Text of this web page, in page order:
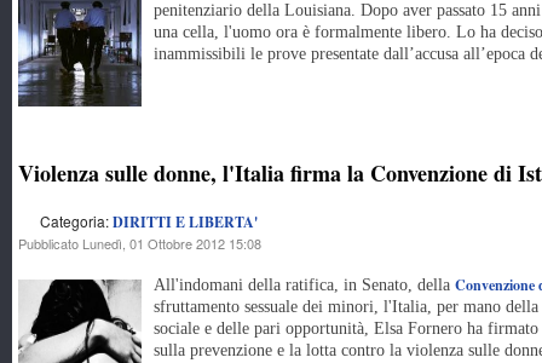
penitenziario della Louisiana. Dopo aver passato 15
una cella, l'uomo ora è formalmente libero. Lo ha
inammissibili le prove presentate dall’accusa all’epoca
Violenza sulle donne, l'Italia firma la Convenzione di
Categoria:DIRITTI E LIBERTA'
Pubblicato Lunedì, 01 Ottobre 2012 15:08
All'indomani della ratifica, in Senato, della Convenzione
sfruttamento sessuale dei minori, l'Italia, per mano
sociale e delle pari opportunità, Elsa Fornero ha
sulla prevenzione e la lotta contro la violenza sulle